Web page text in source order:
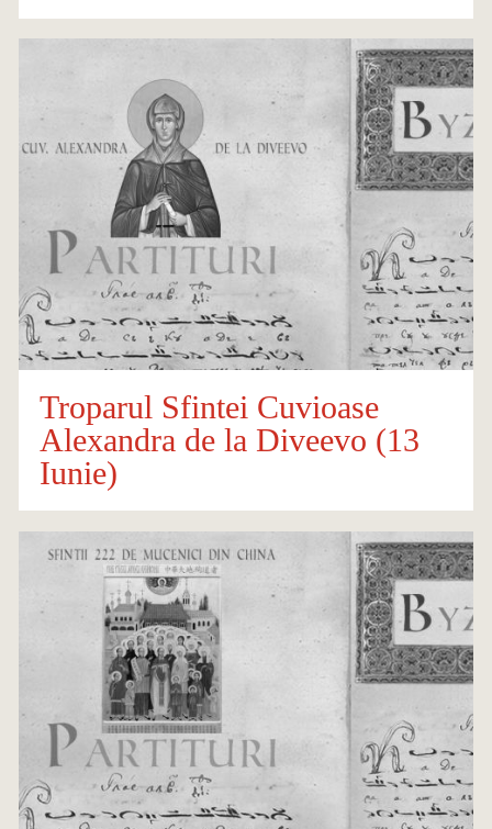
Troparul Sfintei Cuvioase
Alexandra de la Diveevo (13
Iunie)